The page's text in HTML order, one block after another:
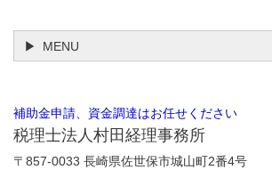
MENU
補助金申請、資金調達はお任せください
税理士法人村田経理事務所
〒857-0033 長崎県佐世保市城山町2番4号